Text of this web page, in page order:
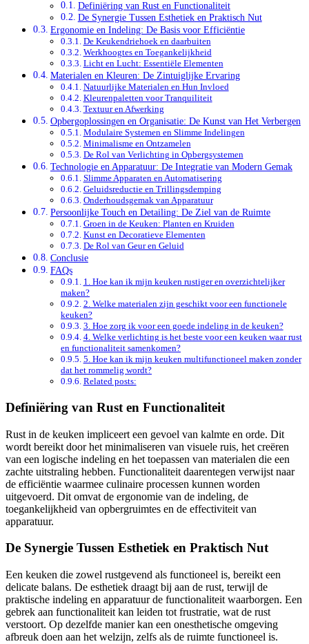
Definiëring van Rust en Functionaliteit
De Synergie Tussen Esthetiek en Praktisch Nut
Ergonomie en Indeling: De Basis voor Efficiëntie
De Keukendriehoek en daarbuiten
Werkhoogtes en Toegankelijkheid
Licht en Lucht: Essentiële Elementen
Materialen en Kleuren: De Zintuiglijke Ervaring
Natuurlijke Materialen en Hun Invloed
Kleurenpaletten voor Tranquiliteit
Textuur en Afwerking
Opbergoplossingen en Organisatie: De Kunst van Het Verbergen
Modulaire Systemen en Slimme Indelingen
Minimalisme en Ontzamelen
De Rol van Verlichting in Opbergsystemen
Technologie en Apparatuur: De Integratie van Modern Gemak
Slimme Apparaten en Automatisering
Geluidsreductie en Trillingsdemping
Onderhoudsgemak van Apparatuur
Persoonlijke Touch en Detailing: De Ziel van de Ruimte
Groen in de Keuken: Planten en Kruiden
Kunst en Decoratieve Elementen
De Rol van Geur en Geluid
Conclusie
FAQs
1. Hoe kan ik mijn keuken rustiger en overzichtelijker
maken?
2. Welke materialen zijn geschikt voor een functionele
keuken?
3. Hoe zorg ik voor een goede indeling in de keuken?
4. Welke verlichting is het beste voor een keuken waar rust
en functionaliteit samenkomen?
5. Hoe kan ik mijn keuken multifunctioneel maken zonder
dat het rommelig wordt?
Related posts:
Definiëring van Rust en Functionaliteit
Rust in de keuken impliceert een gevoel van kalmte en orde. Dit
wordt bereikt door het minimaliseren van visuele ruis, het creëren
van een logische indeling en het toepassen van materialen die een
zachte uitstraling hebben. Functionaliteit daarentegen verwijst naar
de efficiëntie waarmee culinaire processen kunnen worden
uitgevoerd. Dit omvat de ergonomie van de indeling, de
toegankelijkheid van opbergruimtes en de effectiviteit van
apparatuur.
De Synergie Tussen Esthetiek en Praktisch Nut
Een keuken die zowel rustgevend als functioneel is, bereikt een
delicate balans. De esthetiek draagt bij aan de rust, terwijl de
praktische indeling en apparatuur de functionaliteit waarborgen. Een
gebrek aan functionaliteit kan leiden tot frustratie, wat de rust
verstoort. Op dezelfde manier kan een onesthetische omgeving
afbreuk doen aan het welzijn, zelfs als de ruimte functioneel is.